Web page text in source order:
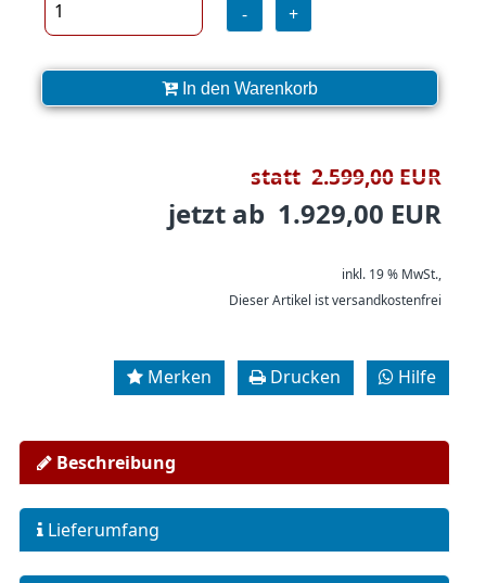
- +
In den Warenkorb
statt 2.599,00 EUR
jetzt ab 1.929,00 EUR
inkl. 19 % MwSt.,
Dieser Artikel ist versandkostenfrei
Merken Drucken Hilfe
Beschreibung
Lieferumfang